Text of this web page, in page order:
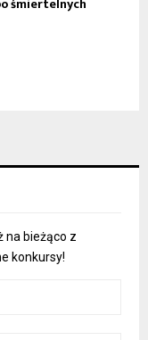
na bieżąco z
konkursy!